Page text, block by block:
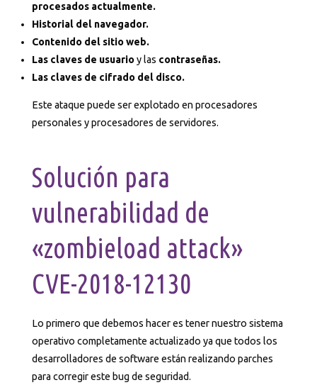
procesados ​​actualmente.
Historial del navegador.
Contenido del sitio web.
Las claves de usuarioy las contraseñas.
Las claves de cifrado del disco.
Este ataque puede ser explotado en procesadores
personales y procesadores de servidores.
Solución para
vulnerabilidad de
«zombieload attack»
CVE-2018-12130
Lo primero que debemos hacer es tener nuestro sistema
operativo completamente actualizado ya que todos los
desarrolladores de software están realizando parches
para corregir este bug de seguridad.